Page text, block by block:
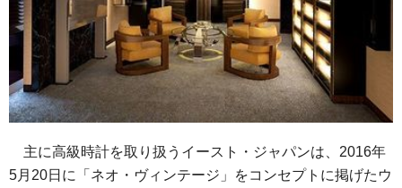
主に高級時計を取り扱うイースト・ジャパンは、2016年
5月20日に「ネオ・ヴィンテージ」をコンセプトに掲げたウ